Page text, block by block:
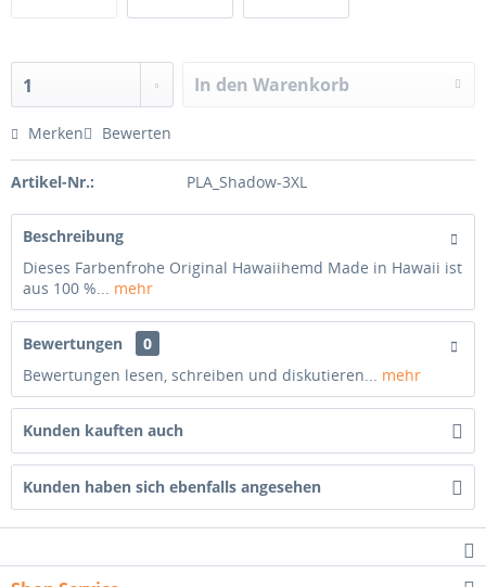
1 In den Warenkorb
Merken Bewerten
Artikel-Nr.: PLA_Shadow-3XL
Beschreibung
Dieses Farbenfrohe Original Hawaiihemd Made in Hawaii ist
aus 100 %... mehr
Bewertungen
0
Bewertungen lesen, schreiben und diskutieren... mehr
Kunden kauften auch
Kunden haben sich ebenfalls angesehen